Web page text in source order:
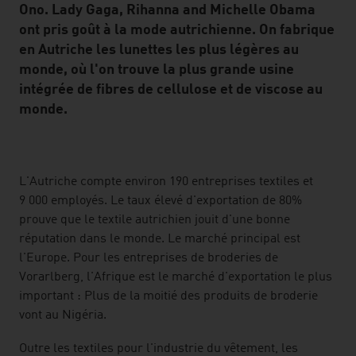
Ono. Lady Gaga, Rihanna and Michelle Obama
ont pris goût à la mode autrichienne. On fabrique
en Autriche les lunettes les plus légères au
monde, où l'on trouve la plus grande usine
intégrée de fibres de cellulose et de viscose au
monde.
listen
L'Autriche compte environ 190 entreprises textiles et
9 000 employés. Le taux élevé d'exportation de 80%
prouve que le textile autrichien jouit d'une bonne
réputation dans le monde. Le marché principal est
l'Europe. Pour les entreprises de broderies de
Vorarlberg, l'Afrique est le marché d'exportation le plus
important : Plus de la moitié des produits de broderie
vont au Nigéria.
Outre les textiles pour l'industrie du vêtement, les